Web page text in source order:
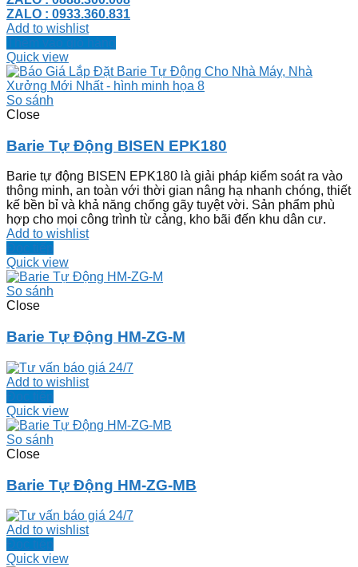
ZALO : 0933.360.831
Add to wishlist
Thêm vào giỏ hàng
Quick view
So sánh
Close
Barie Tự Động BISEN EPK180
Barie tự động BISEN EPK180 là giải pháp kiểm soát ra vào
thông minh, an toàn với thời gian nâng hạ nhanh chóng, thiết
kế bền bỉ và khả năng chống gãy tuyệt vời. Sản phẩm phù
hợp cho mọi công trình từ cảng, kho bãi đến khu dân cư.
Add to wishlist
Đọc tiếp
Quick view
So sánh
Close
Barie Tự Động HM-ZG-M
Add to wishlist
Đọc tiếp
Quick view
So sánh
Close
Barie Tự Động HM-ZG-MB
Add to wishlist
Đọc tiếp
Quick view